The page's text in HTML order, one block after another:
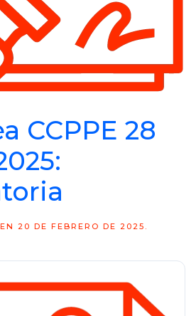
CCPPE 28
EN 20 DE FEBRERO DE 2025 .